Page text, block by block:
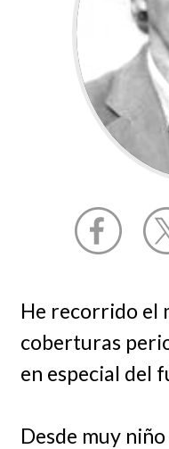
He recorrido el
coberturas
en especial del
Desde muy